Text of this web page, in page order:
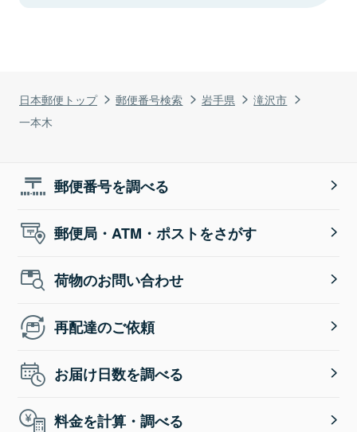
日本郵便トップ 郵便番号検索 岩手県
滝沢市
一本木
郵便番号を調べる
郵便局・ATM・ポストをさがす
荷物のお問い合わせ
再配達のご依頼
お届け日数を調べる
料金を計算・調べる